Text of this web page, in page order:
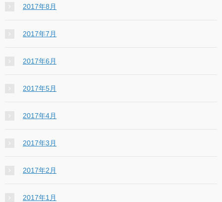
2017年8月
2017年7月
2017年6月
2017年5月
2017年4月
2017年3月
2017年2月
2017年1月